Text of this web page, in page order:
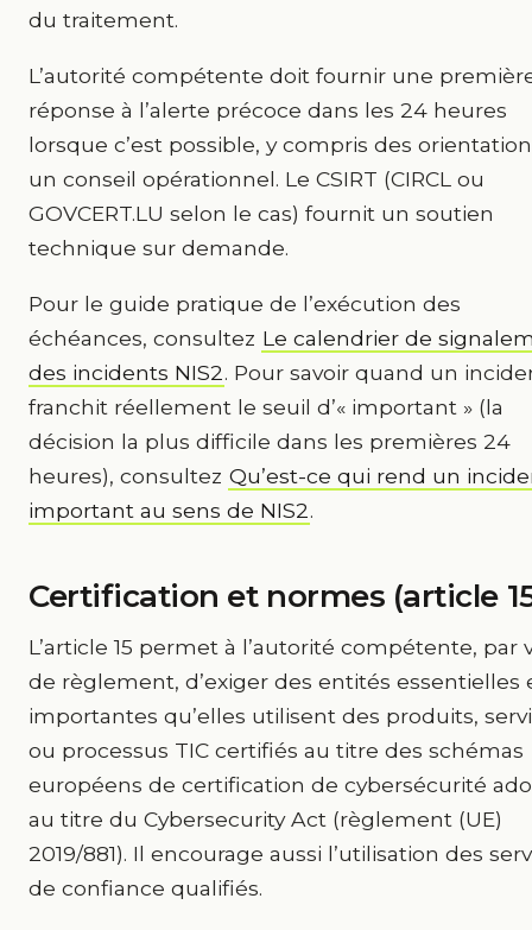
du traitement.
L’autorité compétente doit fournir une
réponse à l’alerte précoce dans les 24 heures
lorsque c’est possible, y compris des
un conseil opérationnel. Le CSIRT (CIRCL ou
GOVCERT.LU selon le cas) fournit un soutien
technique sur demande.
Pour le guide pratique de l’exécution des
échéances, consultez Le calendrier de
des incidents NIS2. Pour savoir quand un
franchit réellement le seuil d’« important » (la
décision la plus difficile dans les premières 24
heures), consultez Qu’est-ce qui rend un
important au sens de NIS2.
Certification et normes (article
L’article 15 permet à l’autorité compétente, par
de règlement, d’exiger des entités essentielles
importantes qu’elles utilisent des produits,
ou processus TIC certifiés au titre des schémas
européens de certification de cybersécurité
au titre du Cybersecurity Act (règlement (UE)
2019/881). Il encourage aussi l’utilisation des
de confiance qualifiés.